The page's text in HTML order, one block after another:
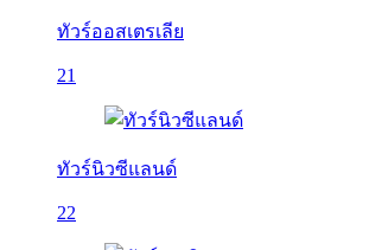
ทัวร์ออสเตรเลีย
21
ทัวร์นิวซีแลนด์
22